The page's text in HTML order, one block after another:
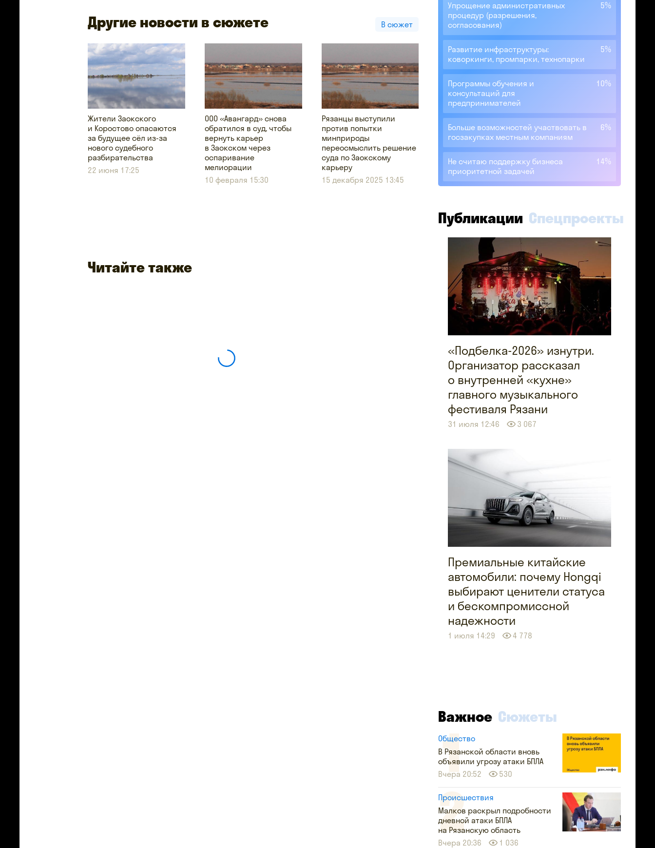
Другие новости в сюжете В сюжет
Жители Заокского
и Коростово опасаются
за будущее сёл из-за
нового судебного
разбирательства
22 июня 17:25
ООО «Авангард» снова
обратился в суд, чтобы
вернуть карьер
в Заокском через
оспаривание
мелиорации
10 февраля 15:30
Рязанцы выступили
против попытки
минприроды
переосмыслить решение
суда по Заокскому
карьеру
15 декабря 2025 13:45
Читайте также
Упрощение административных
процедур (разрешения,
согласования)
5%
Развитие инфраструктуры:
коворкинги, промпарки, технопарки
5%
Программы обучения и
консультаций для
предпринимателей
10%
Больше возможностей участвовать в
госзакупках местным компаниям
6%
Не считаю поддержку бизнеса
приоритетной задачей
14%
Публикации Спецпроекты
«Подбелка-2026» изнутри.
Организатор рассказал
о внутренней «кухне»
главного музыкального
фестиваля Рязани
31 июля 12:46 3 067
Премиальные китайские
автомобили: почему Hongqi
выбирают ценители статуса
и бескомпромиссной
надежности
1 июля 14:29 4 778
Важное Сюжеты
Общество
В Рязанской области вновь
объявили угрозу атаки БПЛА
Вчера 20:52
530
Происшествия
Малков раскрыл подробности
дневной атаки БПЛА
на Рязанскую область
Вчера 20:36
1 036